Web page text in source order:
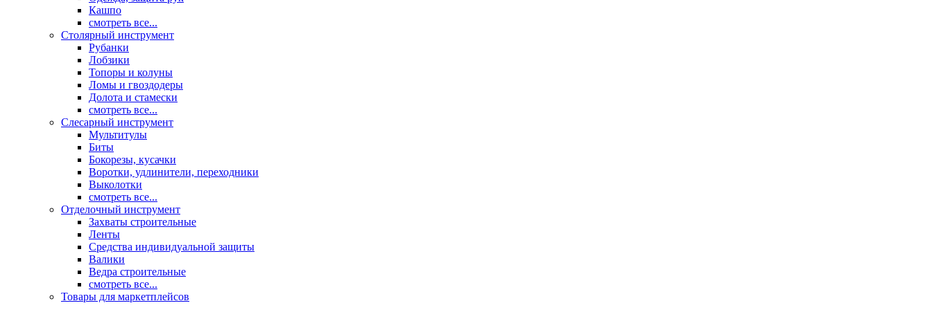
Кашпо
смотреть все...
Столярный инструмент
Рубанки
Лобзики
Топоры и колуны
Ломы и гвоздодеры
Долота и стамески
смотреть все...
Слесарный инструмент
Мультитулы
Биты
Бокорезы, кусачки
Воротки, удлинители, переходники
Выколотки
смотреть все...
Отделочный инструмент
Захваты строительные
Ленты
Средства индивидуальной защиты
Валики
Ведра строительные
смотреть все...
Товары для маркетплейсов